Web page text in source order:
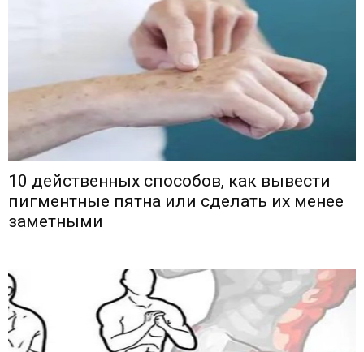
10 действенных способов, как вывести
пигментные пятна или сделать их менее
заметными